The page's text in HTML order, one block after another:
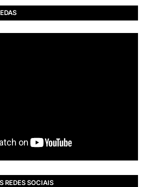
REDES SOCIAIS